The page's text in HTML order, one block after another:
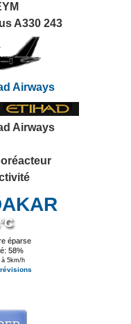
A330 243
Airways
Airways
éparse
58%
à 5km/h